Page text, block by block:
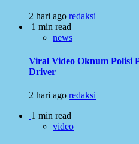
2 hari ago redaksi
1 min read
news
Viral Video Oknum Polisi
Driver
2 hari ago redaksi
1 min read
video